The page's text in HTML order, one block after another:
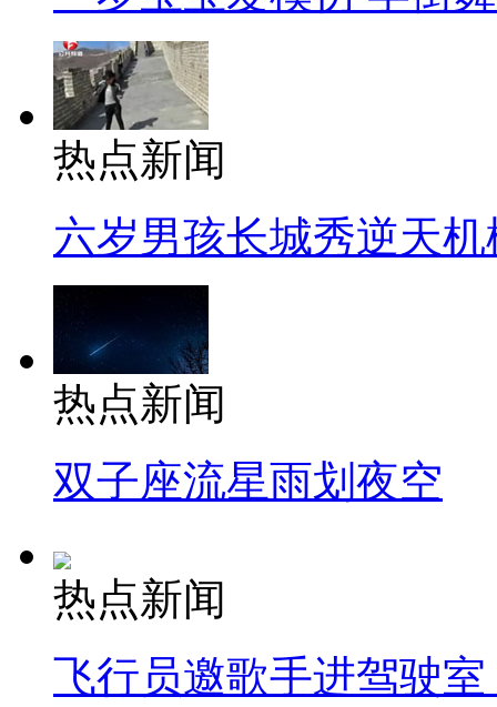
热点新闻
六岁男孩长城秀逆天机
热点新闻
双子座流星雨划夜空
热点新闻
飞行员邀歌手进驾驶